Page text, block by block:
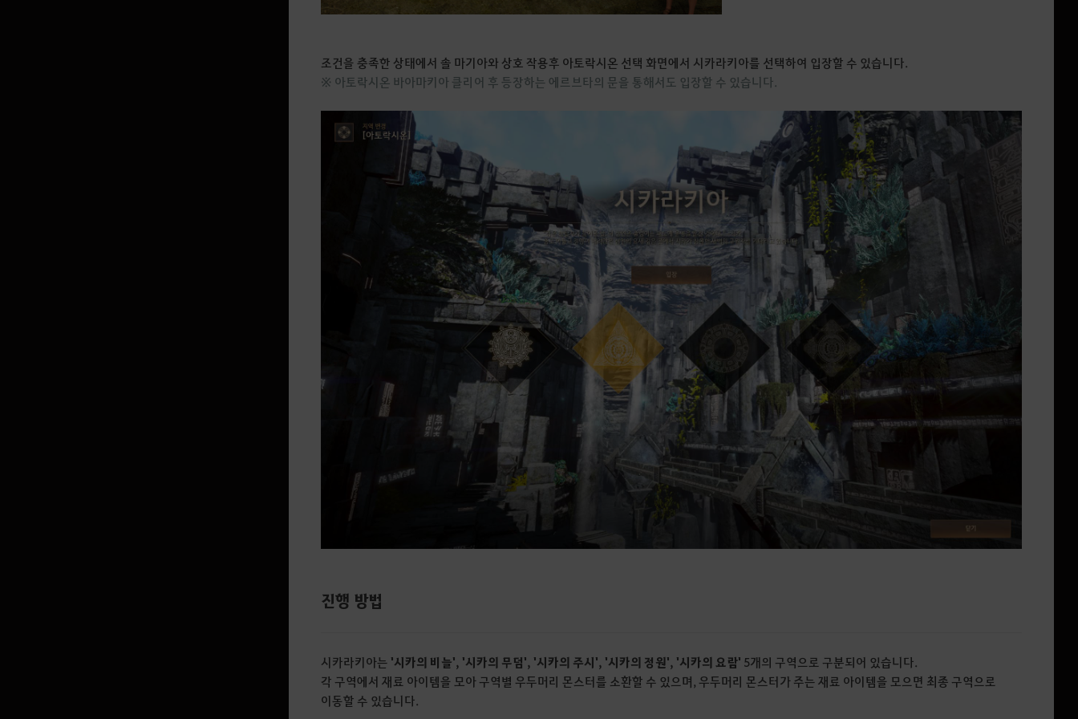
조건을 충족한 상태에서 솔 마기아와 상호 작용후 아토락시온 선택 화면에서 시카라키아를 선택하여 입장할 수 있습니다.
※ 아토락시온 바아마키아 클리어 후 등장하는 에르브타의 문을 통해서도 입장할 수 있습니다.
진행 방법
시카라키아는 '시카의 비늘', '시카의 무덤', '시카의 주시', '시카의 정원', '시카의 요람' 5개의 구역으로 구분되어 있습니다.
각 구역에서 재료 아이템을 모아 구역별 우두머리 몬스터를 소환할 수 있으며, 우두머리 몬스터가 주는 재료 아이템을 모으면 최종 구역으로
이동할 수 있습니다.